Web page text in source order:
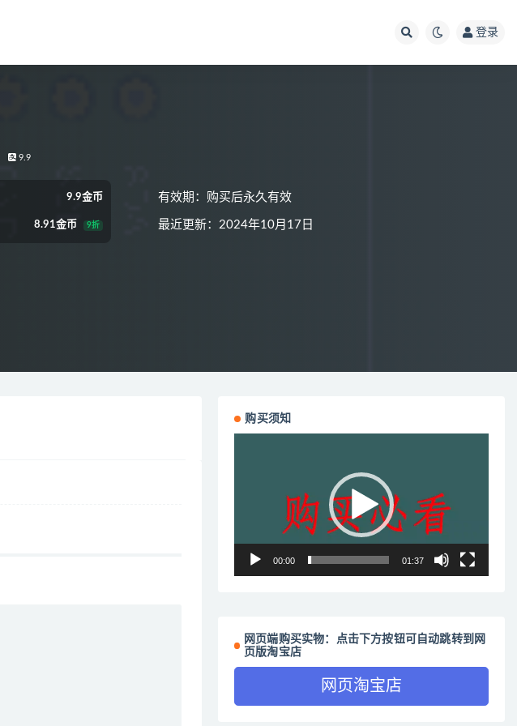
登录
9.9
9.9金币
8.91金币 9折
有效期：购买后永久有效
最近更新：2024年10月17日
购买须知
00:00 01:37
网页端购买实物：点击下方按钮可自动跳转到网
页版淘宝店
网页淘宝店